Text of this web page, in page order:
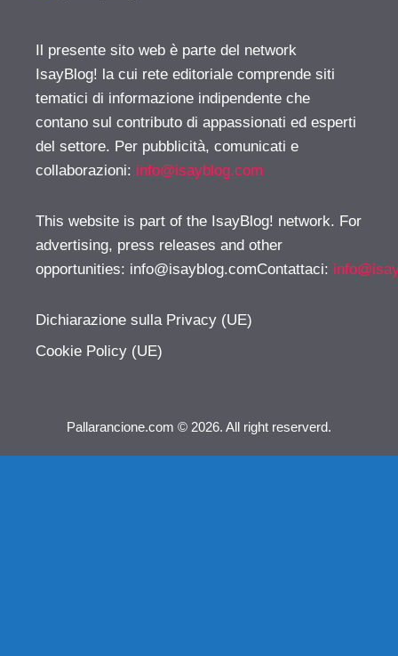
Il presente sito web è parte del network
IsayBlog! la cui rete editoriale comprende siti
tematici di informazione indipendente che
contano sul contributo di appassionati ed esperti
del settore. Per pubblicità, comunicati e
collaborazioni: info@isayblog.com
This website is part of the IsayBlog! network. For
advertising, press releases and other
opportunities: info@isayblog.comContattaci:
Dichiarazione sulla Privacy (UE)
Cookie Policy (UE)
Pallarancione.com © 2026. All right reserverd.